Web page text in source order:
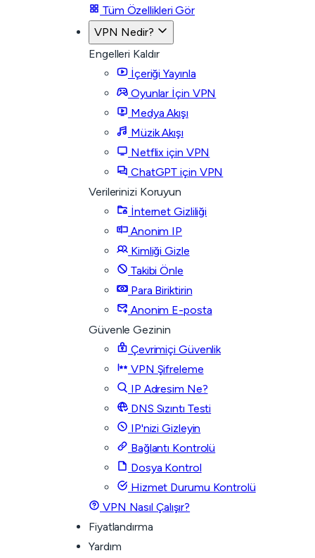
Tüm Özellikleri Gör
VPN Nedir?
Engelleri Kaldır
İçeriği Yayınla
Oyunlar İçin VPN
Medya Akışı
Müzik Akışı
Netflix için VPN
ChatGPT için VPN
Verilerinizi Koruyun
İnternet Gizliliği
Anonim IP
Kimliği Gizle
Takibi Önle
Para Biriktirin
Anonim E-posta
Güvenle Gezinin
Çevrimiçi Güvenlik
VPN Şifreleme
IP Adresim Ne?
DNS Sızıntı Testi
IP'nizi Gizleyin
Bağlantı Kontrolü
Dosya Kontrol
Hizmet Durumu Kontrolü
VPN Nasıl Çalışır?
Fiyatlandırma
Yardım